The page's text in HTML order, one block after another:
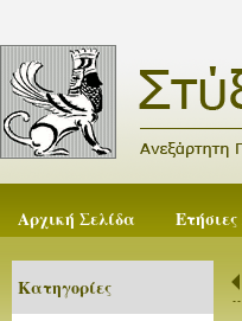
Αρχική Σελίδα
Κατηγορίες